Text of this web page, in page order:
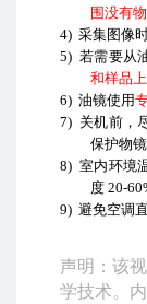
围没有
4) 采集图像
5) 若需要从
和样品
6) 油镜使用
7) 关机前，
保护物镜
8) 室内环境
度 20-
9) 避免空调
声明：该
学技术。